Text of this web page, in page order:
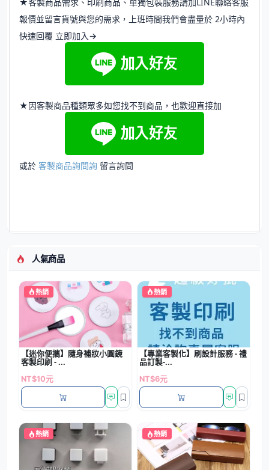
報價並留言貨號與您的需求，上班時間我們會盡量於 2小時內
快速回覆 立即加入→
★因客製商品種類眾多如您找不到商品，也歡迎直接加
或於 客製商品詢問詢 留言詢問
人氣商品
熱銷
【迷你便攜】隨身補妝小圓鏡
客製印刷 - ...
NT$10元
熱銷
【專業客製化】刷設計服務 - 禮
品訂製-...
NT$6元
熱銷 熱銷